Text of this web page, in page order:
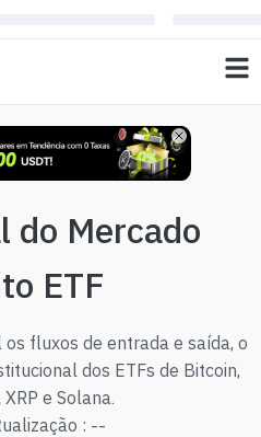
do Mercado
ETF
fluxos de entrada e saída, o
dos ETFs de Bitcoin,
e Solana.
: --